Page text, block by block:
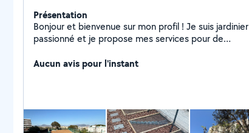
Présentation
Bonjour et bienvenue sur mon profil ! Je suis jardinier
passionné et je propose mes services pour de
taille d'arbre/arbuste Mais aussi l'aménagement
paysagers ! N'hésitez pas à me contacter.
Aucun avis pour l'instant